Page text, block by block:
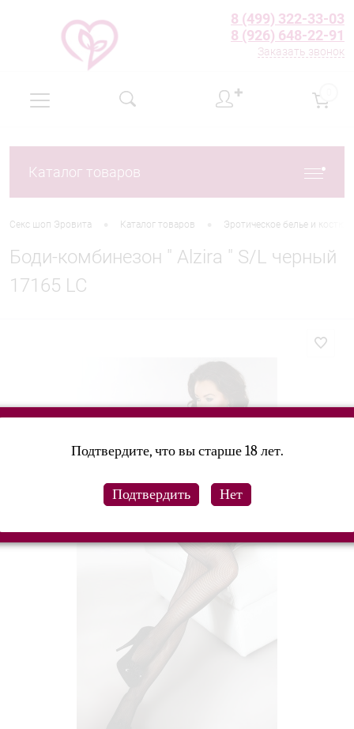
8 (499) 322-33-03
8 (926) 648-22-91
Заказать звонок
✚
Каталог товаров
Секс шоп Эровита Каталог товаров Эротическое белье и
Боди-комбинезон " Alzira " S/L черный
17165 LC
Подтвердите, что вы старше 18 лет.